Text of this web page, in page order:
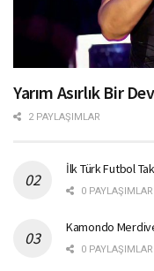
Yarım Asırlık Bir
2 PAYLAŞIMLAR
İlk Türk Futbol
0 PAYLAŞIMLAR
Kamondo
0 PAYLAŞIMLAR